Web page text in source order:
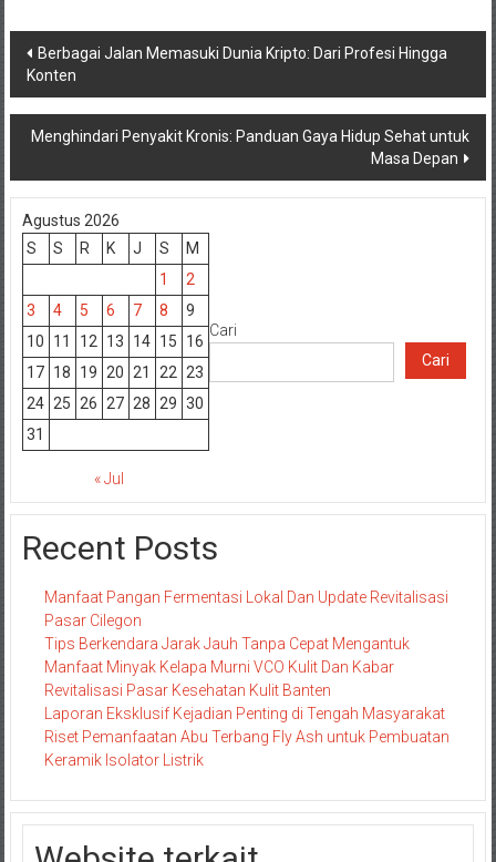
Navigasi
pos
Berbagai Jalan Memasuki Dunia Kripto: Dari Profesi Hingga
Konten
Menghindari Penyakit Kronis: Panduan Gaya Hidup Sehat untuk
Masa Depan
Agustus 2026
S
S R K J S
M
1
2
3
4 5 6 7 8
9
10
11 12 13 14 15
16
17 18 19 20 21 22
23
24 25 26 27 28 29 30
31
« Jul
Cari
Cari
Recent Posts
Manfaat Pangan Fermentasi Lokal Dan Update Revitalisasi
Pasar Cilegon
Tips Berkendara Jarak Jauh Tanpa Cepat Mengantuk
Manfaat Minyak Kelapa Murni VCO Kulit Dan Kabar
Revitalisasi Pasar Kesehatan Kulit Banten
Laporan Eksklusif Kejadian Penting di Tengah Masyarakat
Riset Pemanfaatan Abu Terbang Fly Ash untuk Pembuatan
Keramik Isolator Listrik